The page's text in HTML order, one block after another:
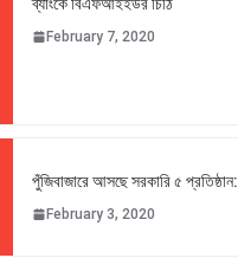
February 7, 2020
পুঁজিবাজারে আসছে সরকারি ৫ প্রতিষ্ঠান:
February 3, 2020